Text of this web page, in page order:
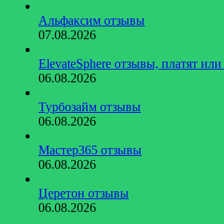
Альфаксим отзывы
07.08.2026
ElevateSphere отзывы, платят или
06.08.2026
Турбозайм отзывы
06.08.2026
Мастер365 отзывы
06.08.2026
Церетон отзывы
06.08.2026